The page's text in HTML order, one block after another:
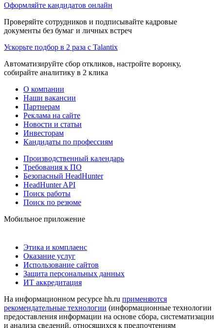
Оформляйте кандидатов онлайн
Проверяйте сотрудников и подписывайте кадровые
документы без бумаг и личных встреч
Ускорьте подбор в 2 раза с Talantix
Автоматизируйте сбор откликов, настройте воронку,
собирайте аналитику в 2 клика
О компании
Наши вакансии
Партнерам
Реклама на сайте
Новости и статьи
Инвесторам
Кандидаты по профессиям
Производственный календарь
Требования к ПО
Безопасный HeadHunter
HeadHunter API
Поиск работы
Поиск по резюме
Мобильное приложение
Этика и комплаенс
Оказание услуг
Использование сайтов
Защита персональных данных
ИТ аккредитация
На информационном ресурсе hh.ru применяются
рекомендательные технологии (информационные технологии
предоставления информации на основе сбора, систематизации
и анализа сведений, относящихся к предпочтениям